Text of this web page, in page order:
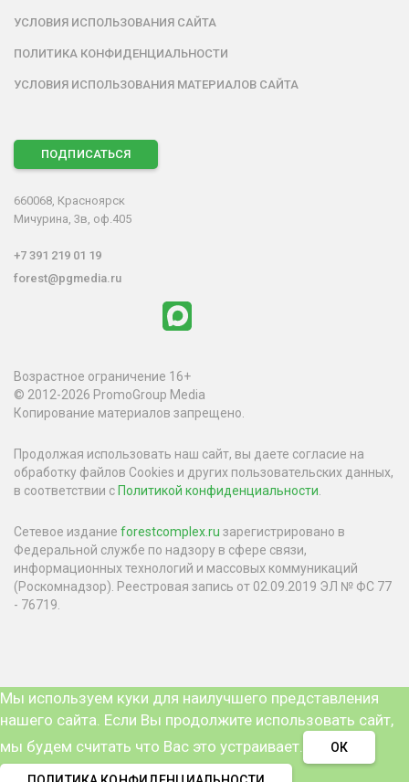
УСЛОВИЯ ИСПОЛЬЗОВАНИЯ САЙТА
ПОЛИТИКА КОНФИДЕНЦИАЛЬНОСТИ
УСЛОВИЯ ИСПОЛЬЗОВАНИЯ МАТЕРИАЛОВ САЙТА
ПОДПИСАТЬСЯ
660068, Красноярск
Мичурина, 3в, оф.405
+7 391 219 01 19
forest@pgmedia.ru
Возрастное ограничение 16+
© 2012-2026 PromoGroup Media
Копирование материалов запрещено.
Продолжая использовать наш сайт, вы даете согласие на
обработку файлов Cookies и других пользовательских данных,
в соответствии с Политикой конфиденциальности.
Сетевое издание forestcomplex.ru зарегистрировано в
Федеральной службе по надзору в сфере связи,
информационных технологий и массовых коммуникаций
(Роскомнадзор). Реестровая запись от 02.09.2019 ЭЛ № ФС 77
- 76719.
Мы используем куки для наилучшего представления
нашего сайта. Если Вы продолжите использовать сайт,
мы будем считать что Вас это устраивает.
ОК